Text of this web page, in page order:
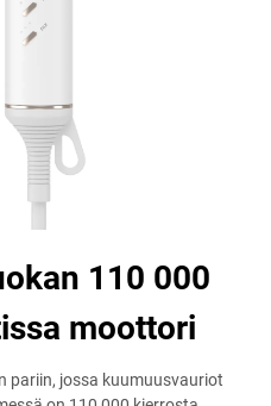
110 000
moottori
pariin, jossa kuumuusvauriot